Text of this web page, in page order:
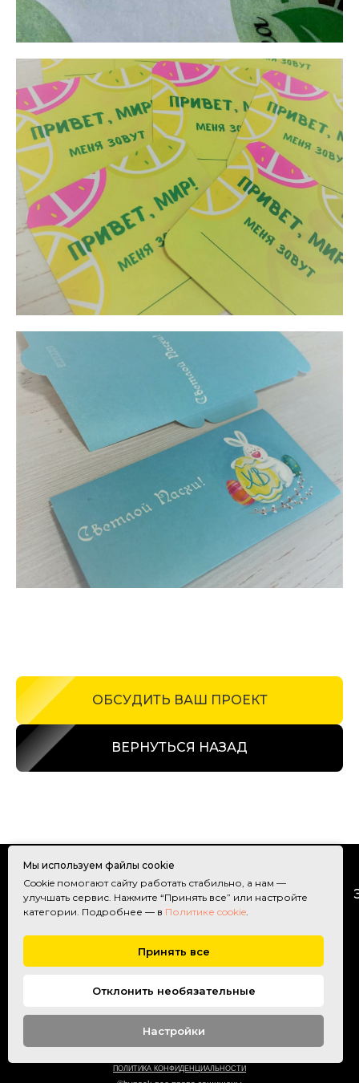
ОБСУДИТЬ ВАШ ПРОЕКТ
ВЕРНУТЬСЯ НАЗАД
Мы используем файлы cookie
Cookie помогают сайту работать стабильно, а нам —
улучшать сервис. Нажмите “Принять все” или настройте
категории. Подробнее — в Политике cookie
Принять все
Отклонить необязательные
Настройки
ПОЛИТИКА КОНФИДЕНЦИАЛЬНОСТИ
УПАКОВКА
ГЛАВНАЯ